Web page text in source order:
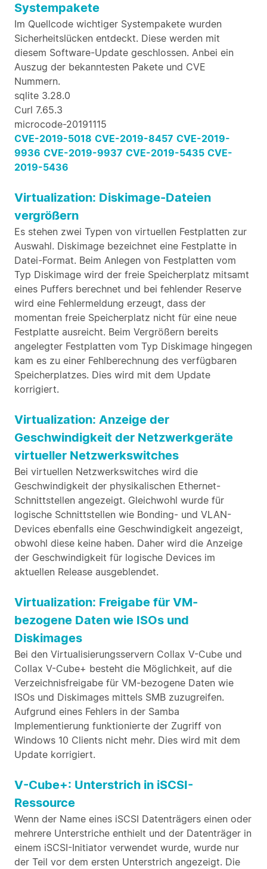
Systempakete
Im Quellcode wichtiger Systempakete wurden
Sicherheitslücken entdeckt. Diese werden mit
diesem Software-Update geschlossen. Anbei ein
Auszug der bekanntesten Pakete und CVE
Nummern.
sqlite 3.28.0
Curl 7.65.3
microcode-20191115
CVE-2019-5018 CVE-2019-8457 CVE-2019-
9936 CVE-2019-9937 CVE-2019-5435 CVE-
2019-5436
Virtualization: Diskimage-Dateien
vergrößern
Es stehen zwei Typen von virtuellen Festplatten zur
Auswahl. Diskimage bezeichnet eine Festplatte in
Datei-Format. Beim Anlegen von Festplatten vom
Typ Diskimage wird der freie Speicherplatz mitsamt
eines Puffers berechnet und bei fehlender Reserve
wird eine Fehlermeldung erzeugt, dass der
momentan freie Speicherplatz nicht für eine neue
Festplatte ausreicht. Beim Vergrößern bereits
angelegter Festplatten vom Typ Diskimage hingegen
kam es zu einer Fehlberechnung des verfügbaren
Speicherplatzes. Dies wird mit dem Update
korrigiert.
Virtualization: Anzeige der
Geschwindigkeit der Netzwerkgeräte
virtueller Netzwerkswitches
Bei virtuellen Netzwerkswitches wird die
Geschwindigkeit der physikalischen Ethernet-
Schnittstellen angezeigt. Gleichwohl wurde für
logische Schnittstellen wie Bonding- und VLAN-
Devices ebenfalls eine Geschwindigkeit angezeigt,
obwohl diese keine haben. Daher wird die Anzeige
der Geschwindigkeit für logische Devices im
aktuellen Release ausgeblendet.
Virtualization: Freigabe für VM-
bezogene Daten wie ISOs und
Diskimages
Bei den Virtualisierungsservern Collax V-Cube und
Collax V-Cube+ besteht die Möglichkeit, auf die
Verzeichnisfreigabe für VM-bezogene Daten wie
ISOs und Diskimages mittels SMB zuzugreifen.
Aufgrund eines Fehlers in der Samba
Implementierung funktionierte der Zugriff von
Windows 10 Clients nicht mehr. Dies wird mit dem
Update korrigiert.
V-Cube+: Unterstrich in iSCSI-
Ressource
Wenn der Name eines iSCSI Datenträgers einen oder
mehrere Unterstriche enthielt und der Datenträger in
einem iSCSI-Initiator verwendet wurde, wurde nur
der Teil vor dem ersten Unterstrich angezeigt. Die